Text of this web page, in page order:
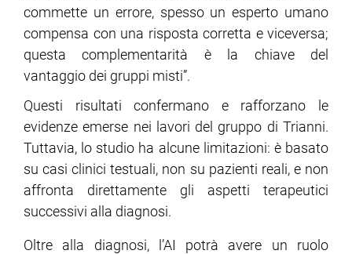
commette un errore, spesso un esperto umano
compensa con una risposta corretta e viceversa;
questa complementarità è la chiave del
vantaggio dei gruppi misti”.
Questi risultati confermano e rafforzano le
evidenze emerse nei lavori del gruppo di Trianni.
Tuttavia, lo studio ha alcune limitazioni: è basato
su casi clinici testuali, non su pazienti reali, e non
affronta direttamente gli aspetti terapeutici
successivi alla diagnosi.
Oltre alla diagnosi, l’AI potrà avere un ruolo